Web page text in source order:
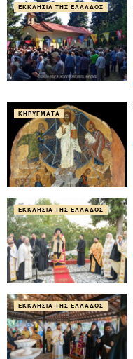
ΕΚΚΛΗΣΊΑ ΤΗΣ ΕΛΛΆΔΟΣ
ΚΗΡΎΓΜΑΤΑ
ΕΚΚΛΗΣΊΑ ΤΗΣ ΕΛΛΆΔΟΣ
ΕΚΚΛΗΣΊΑ ΤΗΣ ΕΛΛΆΔΟΣ